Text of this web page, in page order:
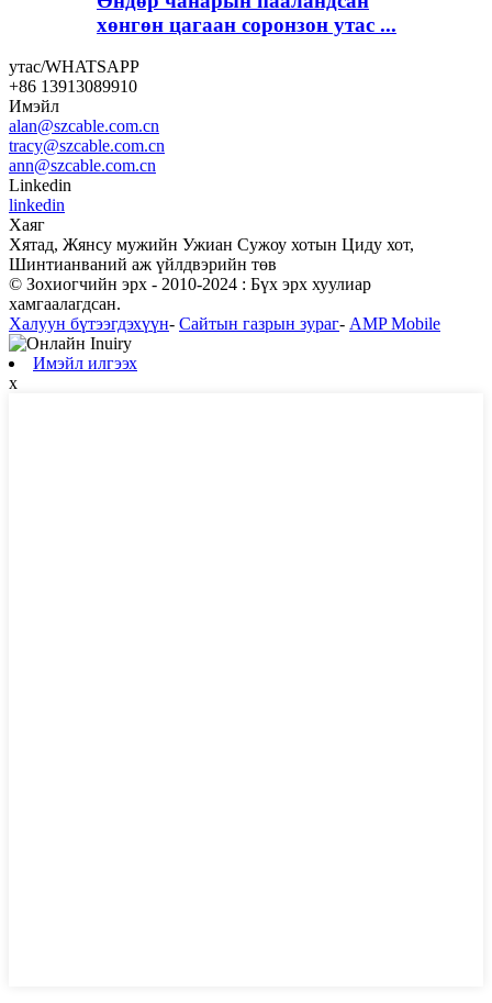
хөнгөн цагаан соронзон утас ...
утас/WHATSAPP
+86 13913089910
Имэйл
alan@szcable.com.cn
tracy@szcable.com.cn
ann@szcable.com.cn
Linkedin
linkedin
Хаяг
Хятад, Жянсу мужийн Ужиан Сужоу хотын Циду хот,
Шинтианваний аж үйлдвэрийн төв
© Зохиогчийн эрх - 2010-2024 : Бүх эрх хуулиар
хамгаалагдсан.
Халуун бүтээгдэхүүн- Сайтын газрын зураг- AMP Mobile
Имэйл илгээх
x